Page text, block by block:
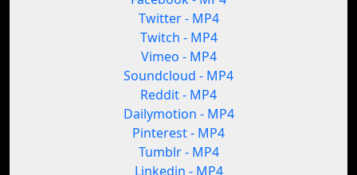
Twitter - MP4
Twitch - MP4
Vimeo - MP4
Soundcloud - MP4
Reddit - MP4
Dailymotion - MP4
Pinterest - MP4
Tumblr - MP4
Linkedin - MP4